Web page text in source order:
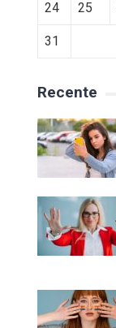
24 25
31
Recente